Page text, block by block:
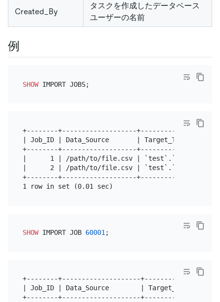
Created_By
タスクを作成したデータベース
ユーザーの名前
例
SHOW
+--------+-------------------+--------------
| Job_ID | Data_Source       | Target_Table |
+--------+-------------------+--------------
|      1 | /path/to/file.csv | `test`.`foo` |
|      2 | /path/to/file.csv | `test`.`bar` |      130
+--------+-------------------+--------------
SHOW IMPORT JOB 60001
+--------+--------------------+--------------
| Job_ID | Data_Source        | Target_Table |
+--------+--------------------+--------------